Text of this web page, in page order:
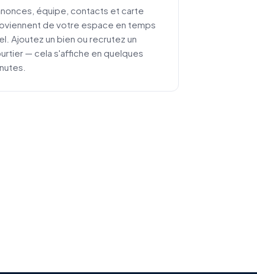
équipe, contacts et carte
de votre espace en temps
Ajoutez un bien ou recrutez un
— cela s'affiche en quelques